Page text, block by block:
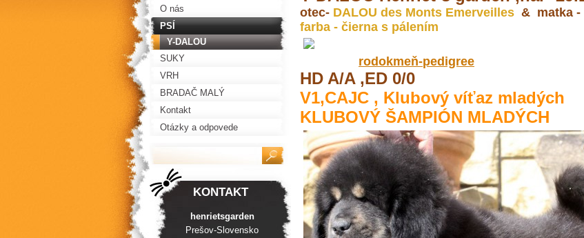
otec- DALOU des Monts Emerveilles & matka -
farba - čierna s pálením
rodokmeň-pedigree
HD A/A ,ED 0/0
V1,CAJC , Klubový víťaz mladých
KLUBOVÝ ŠAMPIÓN MLADÝCH
O nás
PSÍ
Y-DALOU
SUKY
VRH
BRADAČ MALÝ
Kontakt
Otázky a odpovede
KONTAKT
henrietsgarden
Prešov-Slovensko